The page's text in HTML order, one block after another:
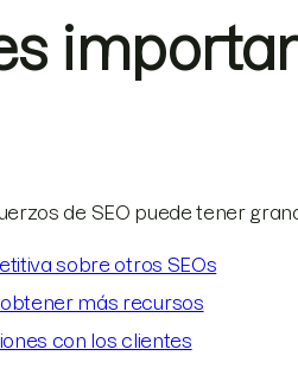
de SEO puede tener
sobre otros SEOs
más recursos
con los clientes